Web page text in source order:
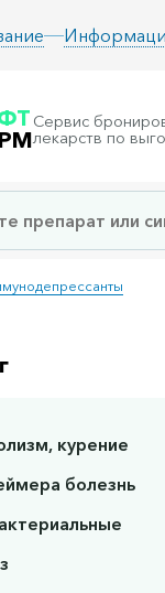
Сервис
лекарств по
курение
болезнь